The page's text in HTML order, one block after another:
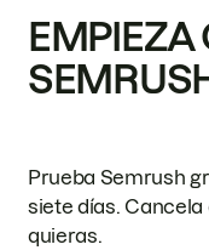
EMPIEZA
Prueba Semrush
siete días. Cancela
quieras.